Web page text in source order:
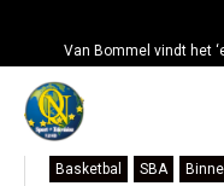
Van Bommel vindt het
Basketbal SBA